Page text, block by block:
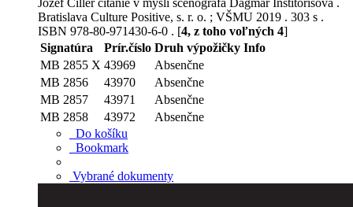
Jozef Ciller čítanie v mysli scénografa Dagmar Inštitorisová .
Bratislava Culture Positive, s. r. o. ; VŠMU 2019 . 303 s .
ISBN 978-80-971430-6-0 . [4, z toho voľných 4]
Signatúra
Prír.číslo Druh výpožičky Info
MB 2855 X 43969
Absenčne
MB 2856
43970
Absenčne
MB 2857
43971
Absenčne
MB 2858
43972
Absenčne
Do košíku
Bookmark
Vybrané dokumenty